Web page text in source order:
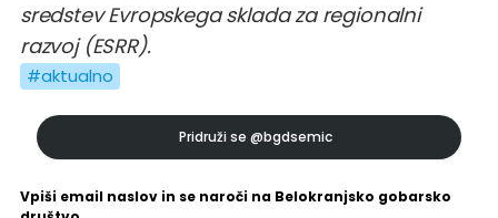
sredstev Evropskega sklada za regionalni
razvoj (ESRR).
#aktualno
Pridruži se @bgdsemic
Vpiši email naslov in se naroči na Belokranjsko gobarsko